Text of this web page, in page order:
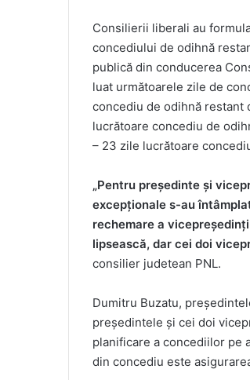
Consilierii liberali au
concediului de odihnă
publică din conducerea
luat următoarele zile de
concediu de odihnă restant
lucrătoare concediu de
– 23 zile lucrătoare
„Pentru președinte și
excepționale s-au
rechemare a
lipsească, dar cei doi
consilier judetean PNL.
Dumitru Buzatu,
președintele și cei doi
planificare a concediilor pe
din concediu este